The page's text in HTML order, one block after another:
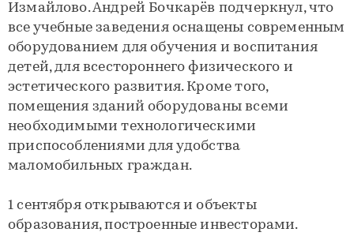
Измайлово. Андрей Бочкарёв подчеркнул, что
все учебные заведения оснащены современным
оборудованием для обучения и воспитания
детей, для всестороннего физического и
эстетического развития. Кроме того,
помещения зданий оборудованы всеми
необходимыми технологическими
приспособлениями для удобства
маломобильных граждан.
1 сентября открываются и объекты
образования, построенные инвесторами.